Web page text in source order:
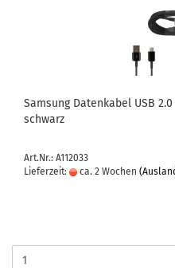
Sam­sung Da­ten­ka­bel USB 2.0
schwarz
Art.Nr.: A112033
Lieferzeit:
ca. 2 Wochen